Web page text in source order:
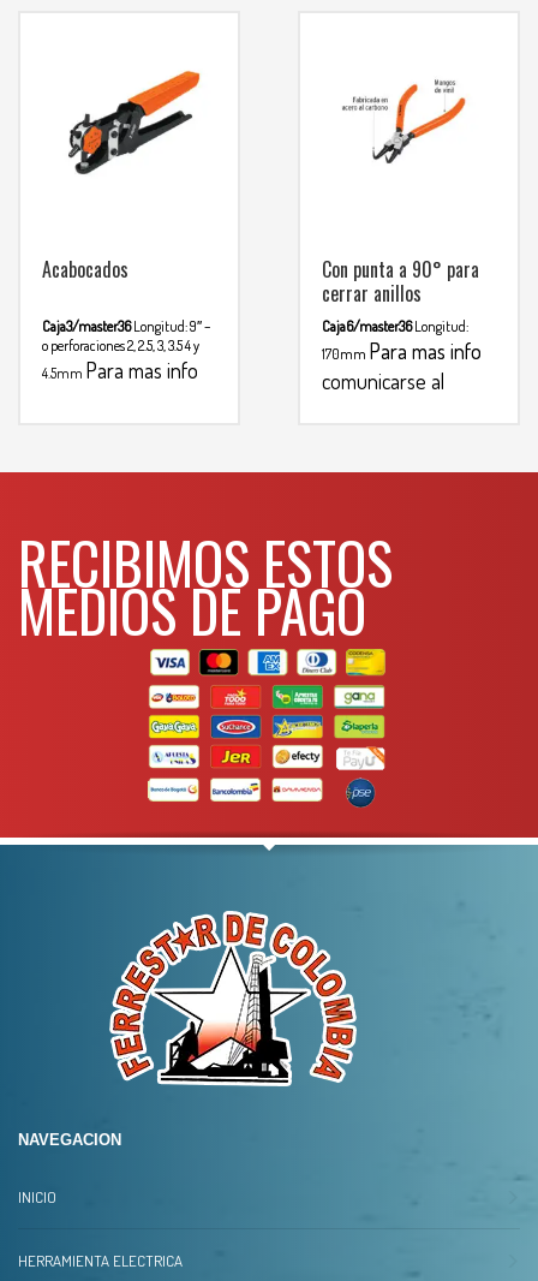
Acabocados
Caja3/master36 Longitud: 9″ –
o perforaciones 2, 2.5, 3, 3.5 4 y
4.5mm Para mas info
Con punta a 90° para
cerrar anillos
Caja6/master36 Longitud:
170mm Para mas info
comunicarse al
RECIBIMOS ESTOS
MEDIOS DE PAGO
NAVEGACION
INICIO
HERRAMIENTA ELECTRICA